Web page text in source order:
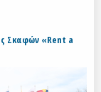
Σκαφών «Rent a